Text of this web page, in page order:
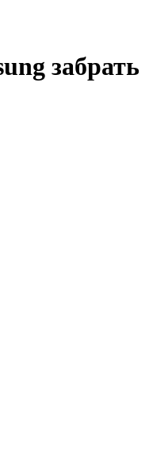
забрать